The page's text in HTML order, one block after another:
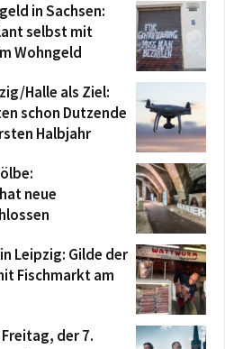
in Sachsen:
selbst mit
Wohngeld
Halle als Ziel:
schon Dutzende
Halbjahr
neue
Leipzig: Gilde der
Fischmarkt am
der 7.